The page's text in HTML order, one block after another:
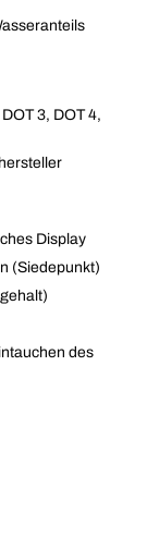
3, DOT 4,
Display
(Siedepunkt)
des